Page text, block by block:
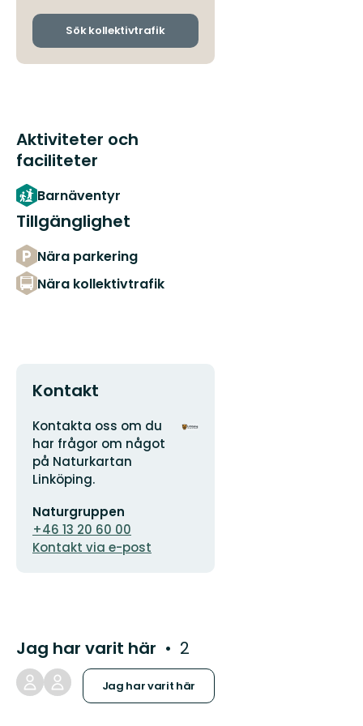
och
Sök kollektivtrafik
Aktiviteter och
faciliteter
Barnäventyr
Tillgänglighet
Nära parkering
Nära kollektivtrafik
Kontakt
Adress
Kontakta oss om du
har frågor om något
på Naturkartan
Linköping.
postadress
Naturgruppen
+46 13 20 60 00
Kontakt via e-post
Organisationens
Jag har varit här 2
Jag har varit här